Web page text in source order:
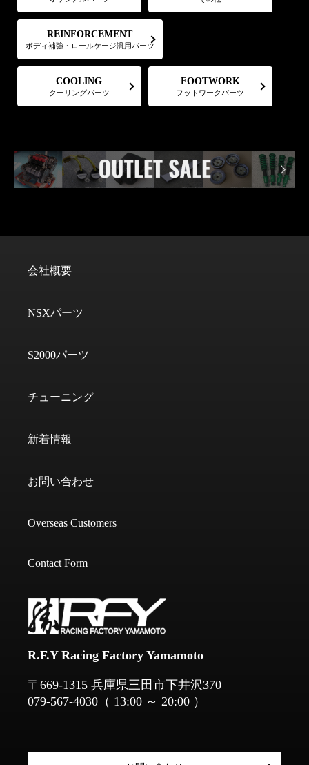
REINFORCEMENT
ボディ補強・ロールケージ汎用パーツ
COOLING
クーリングパーツ
FOOTWORK
フットワークパーツ
R.F.Y Racing Factory Yamamoto
​​​​​​​〒669-1315 兵庫県三田市下井沢370
079-567-4030（ 13:00 ～ 20:00 ）
会社概要
NSXパーツ
S2000パーツ
チューニング
新着情報
お問い合わせ
Overseas Customers
Contact Form